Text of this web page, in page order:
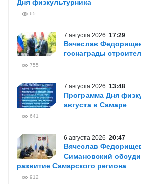
Дня физкультурника
65
7 августа 2026 17:29
Вячеслав
госнаграды
755
7 августа 2026 13:48
Программа Дня
августа в Самаре
641
6 августа 2026 20:47
Вячеслав
Симановский
развитие Самарского региона
912